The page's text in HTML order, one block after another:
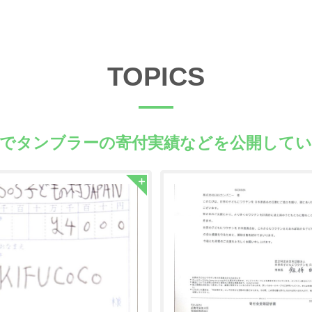
TOPICS
タンブラーの寄付実績などを公開して